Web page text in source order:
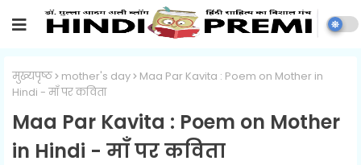
मुख्यपृष्ठ mother's day
Maa Par Kavita : Poem on Mother in
Hindi - माँ पर कविता
Maa Par Kavita : Poem on Mother
in Hindi - माँ पर कविता